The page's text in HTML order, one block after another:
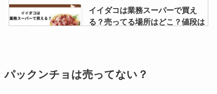
とちあいかの値段スーパーではい
くら？特徴とは？気になる糖度は
どれ位？
こで買える？
イイダコは業務スーパーで買え
る？売ってる場所はどこ？値段は
リッツチョコサンドはどこに売っ
パックンチョは売ってない？